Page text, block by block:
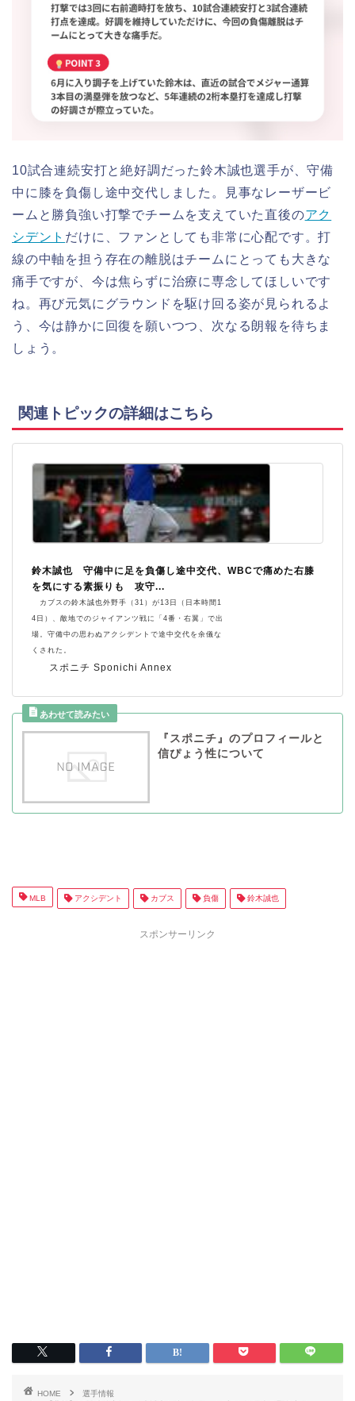
10試合連続安打と絶好調だった鈴木誠也選手が、守備
中に膝を負傷し途中交代しました。見事なレーザービ
ームと勝負強い打撃でチームを支えていた直後のアク
シデント だけに、ファンとしても非常に心配です。打
線の中軸を担う存在の離脱はチームにとっても大きな
痛手ですが、今は焦らずに治療に専念してほしいです
ね。再び元気にグラウンドを駆け回る姿が見られるよ
う、今は静かに回復を願いつつ、次なる朗報を待ちま
しょう。
関連トピックの詳細はこちら
スポニチ Sponichi Annex
鈴木誠也 守備中に足を負傷し途中交代、WBCで痛めた右膝
を気にする素振りも 攻守...
カブスの鈴木誠也外野手（31）が13日（日本時間1
4日）、敵地でのジャイアンツ戦に「4番・右翼」で出
場。守備中の思わぬアクシデントで途中交代を余儀な
くされた。
『スポニチ』のプロフィールと
信ぴょう性について
MLB アクシデント カブス 負傷 鈴木誠也
スポンサーリンク
HOME
選手情報